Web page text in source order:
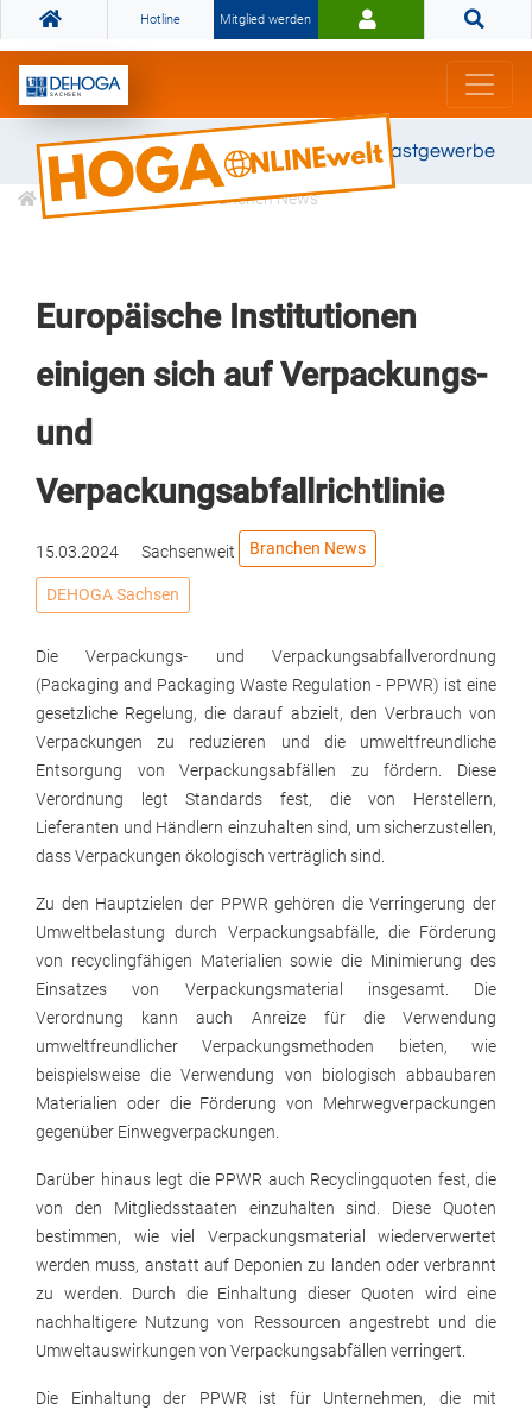
Hotline Mitglied werden
Gemeinsam stark für das Gastgewerbe
Informationen Branchen News
Europäische Institutionen
einigen sich auf Verpackungs-
und
Verpackungsabfallrichtlinie
15.03.2024 Sachsenweit Branchen News
DEHOGA Sachsen
Die Verpackungs- und Verpackungsabfallverordnung
(Packaging and Packaging Waste Regulation - PPWR) ist eine
gesetzliche Regelung, die darauf abzielt, den Verbrauch von
Verpackungen zu reduzieren und die umweltfreundliche
Entsorgung von Verpackungsabfällen zu fördern. Diese
Verordnung legt Standards fest, die von Herstellern,
Lieferanten und Händlern einzuhalten sind, um sicherzustellen,
dass Verpackungen ökologisch verträglich sind.
Zu den Hauptzielen der PPWR gehören die Verringerung der
Umweltbelastung durch Verpackungsabfälle, die Förderung
von recyclingfähigen Materialien sowie die Minimierung des
Einsatzes von Verpackungsmaterial insgesamt. Die
Verordnung kann auch Anreize für die Verwendung
umweltfreundlicher Verpackungsmethoden bieten, wie
beispielsweise die Verwendung von biologisch abbaubaren
Materialien oder die Förderung von Mehrwegverpackungen
gegenüber Einwegverpackungen.
Darüber hinaus legt die PPWR auch Recyclingquoten fest, die
von den Mitgliedsstaaten einzuhalten sind. Diese Quoten
bestimmen, wie viel Verpackungsmaterial wiederverwertet
werden muss, anstatt auf Deponien zu landen oder verbrannt
zu werden. Durch die Einhaltung dieser Quoten wird eine
nachhaltigere Nutzung von Ressourcen angestrebt und die
Umweltauswirkungen von Verpackungsabfällen verringert.
Die Einhaltung der PPWR ist für Unternehmen, die mit